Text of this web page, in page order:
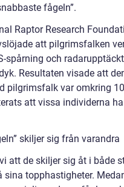
fågeln”.
Raptor Research
att pilgrimsfalken
spårning och radarupptäckt
Resultaten visade att
pilgrimsfalk var omkring
att vissa individerna
skiljer sig från varandra
att de skiljer sig åt i både
topphastigheter.